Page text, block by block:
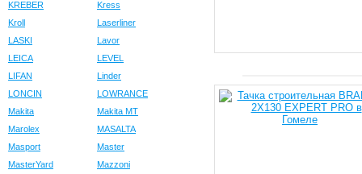
KREBER
Kress
Kroll
Laserliner
LASKI
Lavor
LEICA
LEVEL
LIFAN
Linder
LONCIN
LOWRANCE
Makita
Makita MT
Marolex
MASALTA
Masport
Master
MasterYard
Mazzoni